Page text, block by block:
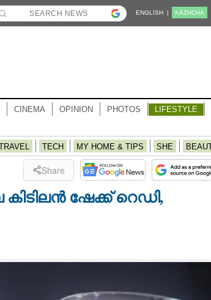
ENGLISH | KĀZHCHA
CINEMA OPINION PHOTOS LIFESTYLE
TECH MY HOME & TIPS SHE
Share
ഷേക്ക് റെഡി,